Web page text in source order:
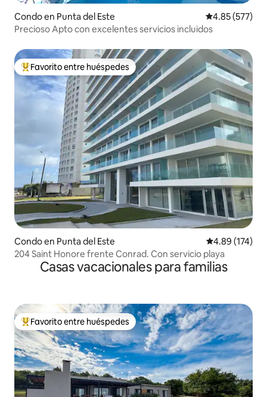
Condo en Punta del Este Calificación
4.85 (577)
Precioso Apto con excelentes servicios incluidos
Favorito entre huéspedes preferido
Favorito entre huéspedes
Condo en Punta del Este Calificación
4.89 (174)
204 Saint Honore frente Conrad. Con servicio playa
Casas vacacionales para familias
Favorito entre huéspedes preferido
Favorito entre huéspedes